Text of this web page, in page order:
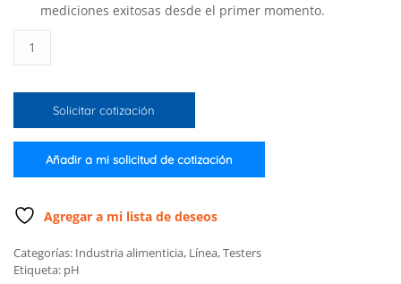
mediciones exitosas desde el primer momento.
con
tecnología
HALO2
para
cantidad
Solicitar cotización
Añadir a mi solicitud de cotización
Agregar a mi lista de deseos
Categorías: Industria alimenticia, Línea,Testers
Etiqueta: pH